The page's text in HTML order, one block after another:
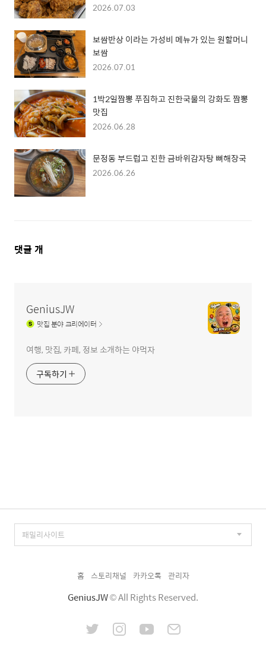
2026.07.03
보쌈반상 이라는 가성비 메뉴가 있는 원할머니
보쌈
2026.07.01
1박2일짬뽕 푸짐하고 진한국물의 강화도 짬뽕
맛집
2026.06.28
문정동 부드럽고 진한 금바위감자탕 뼈해장국
2026.06.26
댓
댓글 개
GeniusJW
맛집분야 크리에이터
여행, 맛집, 카페, 정보 소개하는 야먹자
구독하기
홈 스토리채널 카카오톡 관리자
GeniusJW© All Rights Reserved.